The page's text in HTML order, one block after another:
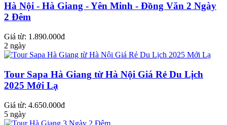
Hà Nội - Hà Giang - Yên Minh - Đồng Văn 2 Ngày
2 Đêm
Giá từ: 1.890.000đ
2 ngày
Tour Sapa Hà Giang từ Hà Nội Giá Rẻ Du Lịch
2025 Mới Lạ
Giá từ: 4.650.000đ
5 ngày